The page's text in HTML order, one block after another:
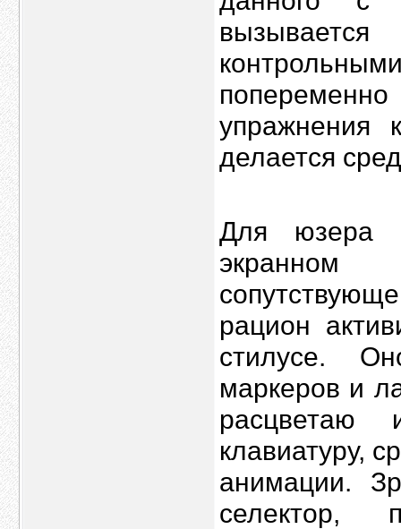
упражнения
делается
Для юзера
рацион
стилусе.
маркеров и
расцветаю
клавиатуру,
анимации.
селектор,